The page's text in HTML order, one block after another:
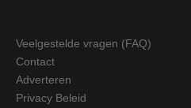
Veelgestelde vragen (FAQ)
Contact
Adverteren
Privacy Beleid